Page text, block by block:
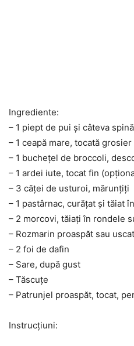
Ingrediente:
– 1 piept de pui și câteva
– 1 ceapă mare, tocată grosier
– 1 buchețel de broccoli,
– 1 ardei iute, tocat fin
– 3 căței de usturoi, mărunțiți
– 1 pastârnac, curățat și tăiat
– 2 morcovi, tăiați în rondele
– Rozmarin proaspăt sau
– 2 foi de dafin
– Sare, după gust
– Tăscuțe
– Patrunjel proaspăt, tocat,
Instrucțiuni: